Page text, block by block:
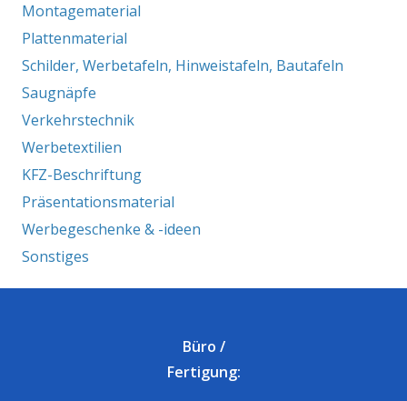
Montagematerial
Plattenmaterial
Schilder, Werbetafeln, Hinweistafeln, Bautafeln
Saugnäpfe
Verkehrstechnik
Werbetextilien
KFZ-Beschriftung
Präsentationsmaterial
Werbegeschenke & -ideen
Sonstiges
Büro /
Fertigung: